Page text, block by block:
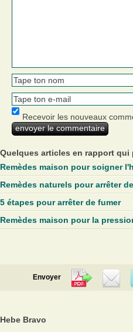
Recevoir les nouveaux
Quelques articles en rapport qui
Remèdes maison pour soigner
Remèdes naturels pour arrêter
5 étapes pour arrêter de fumer
Remèdes maison pour la
Envoyer
Hebe Bravo